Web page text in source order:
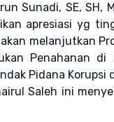
Sunadi, SE, SH,
apresiasi yg
melanjutkan
Penahanan di
Pidana Korupsi
Saleh ini